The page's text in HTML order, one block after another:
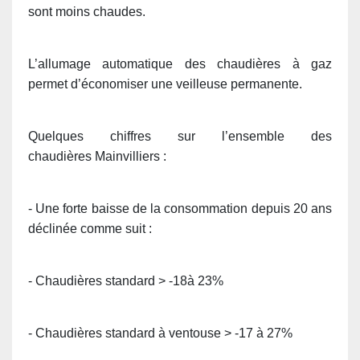
sont moins chaudes.
L’allumage automatique des chaudières à gaz
permet d’économiser une veilleuse permanente.
Quelques chiffres sur l’ensemble des
chaudières Mainvilliers :
- Une forte baisse de la consommation depuis 20 ans
déclinée comme suit :
- Chaudières standard > -18à 23%
- Chaudières standard à ventouse > -17 à 27%